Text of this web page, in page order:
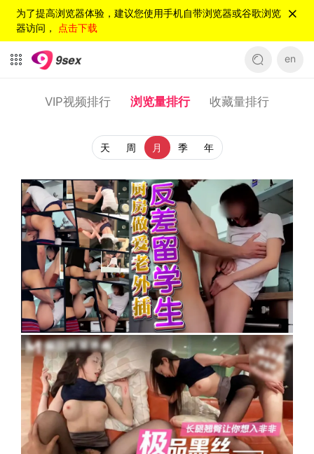
为了提高浏览器体验，建议您使用手机自带浏览器或谷歌浏览
器访问， 点击下载
en
VIP视频排行 浏览量排行 收藏量排行
天 周 月 季 年